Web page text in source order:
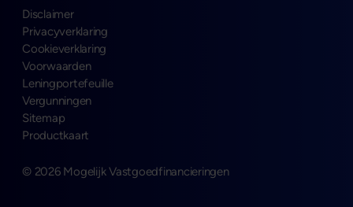
© 2026 Mogelijk Vastgoedfinancieringen
Disclaimer
Privacyverklaring
Cookieverklaring
Voorwaarden
Leningportefeuille
Vergunningen
Sitemap
Productkaart